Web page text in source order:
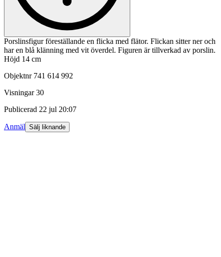
Porslinsfigur föreställande en flicka med flätor. Flickan sitter ner och
har en blå klänning med vit överdel. Figuren är tillverkad av porslin.
Höjd 14 cm
Objektnr 741 614 992
Visningar 30
Publicerad 22 jul 20:07
Anmäl Sälj liknande